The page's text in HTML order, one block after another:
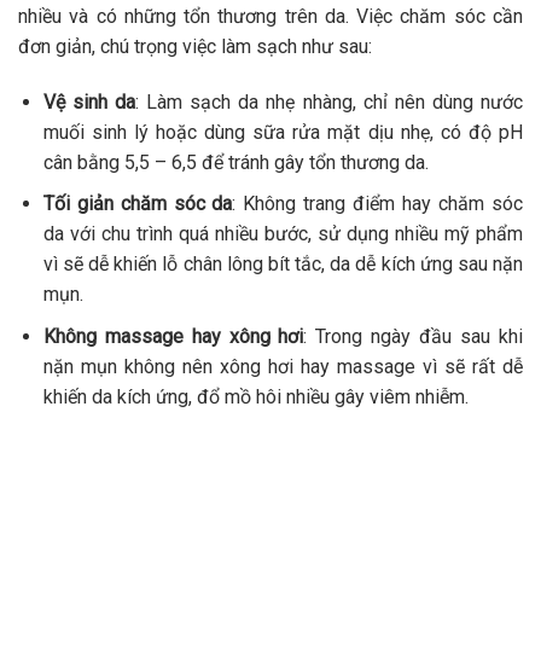
nhiều và có những tổn thương trên da. Việc chăm sóc cần
đơn giản, chú trọng việc làm sạch như sau:
Vệ sinh da: Làm sạch da nhẹ nhàng, chỉ nên dùng nước
muối sinh lý hoặc dùng sữa rửa mặt dịu nhẹ, có độ pH
cân bằng 5,5 – 6,5 để tránh gây tổn thương da.
Tối giản chăm sóc da: Không trang điểm hay chăm sóc
da với chu trình quá nhiều bước, sử dụng nhiều mỹ phẩm
vì sẽ dễ khiến lỗ chân lông bít tắc, da dễ kích ứng sau nặn
mụn.
Không massage hay xông hơi: Trong ngày đầu sau khi
nặn mụn không nên xông hơi hay massage vì sẽ rất dễ
khiến da kích ứng, đổ mồ hôi nhiều gây viêm nhiễm.